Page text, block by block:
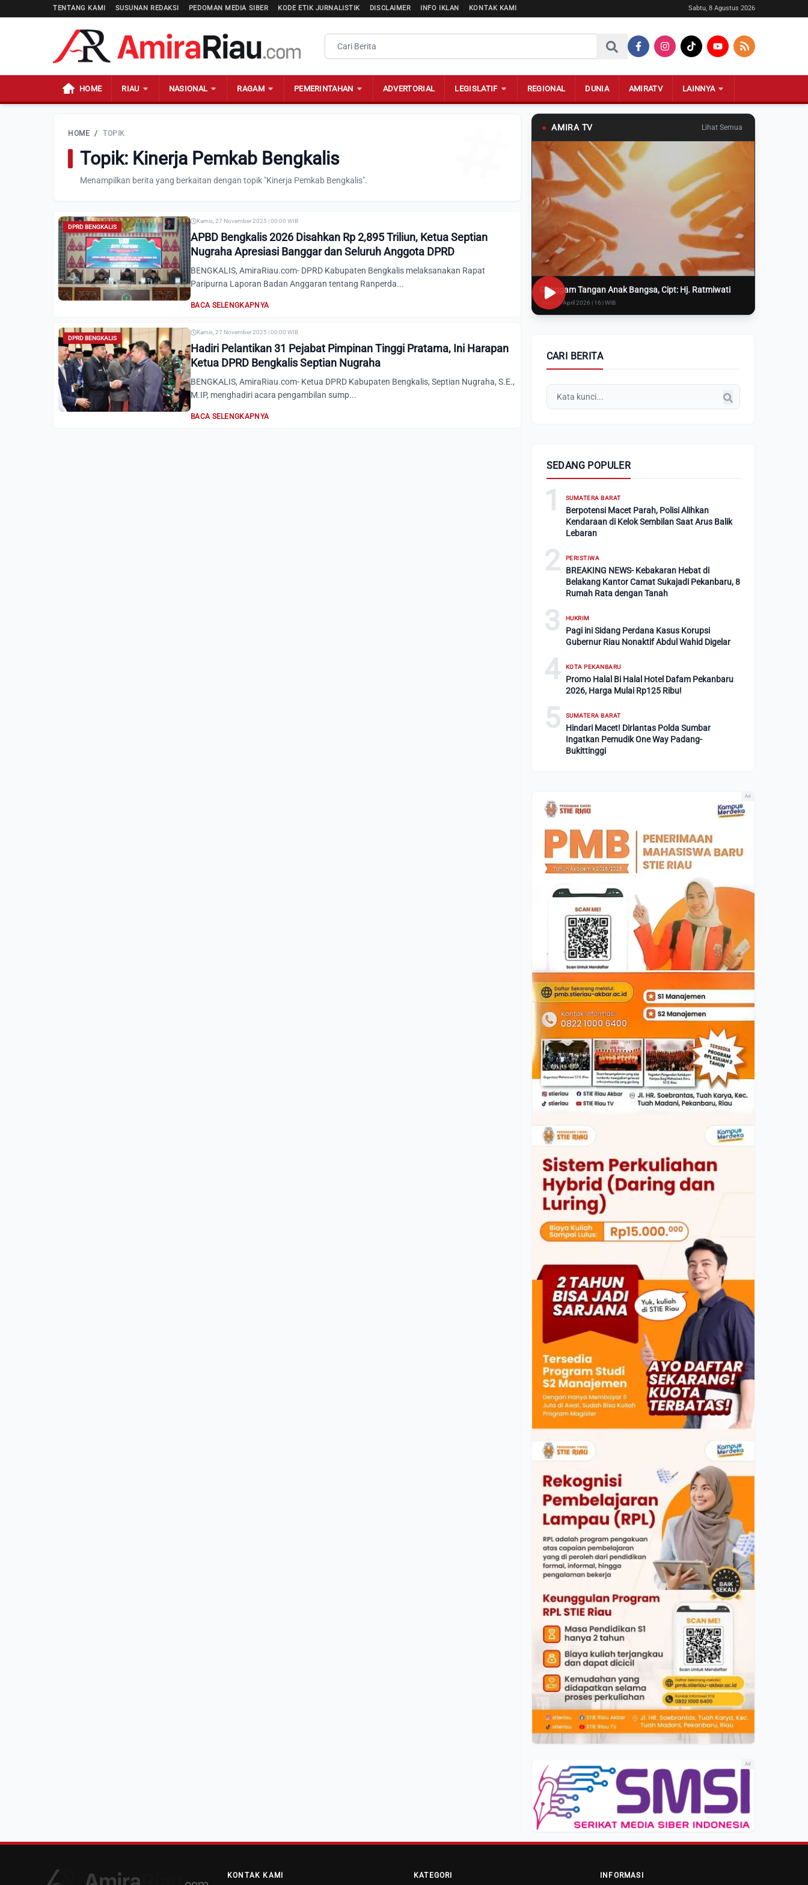
TENTANG KAMI SUSUNAN REDAKSI PEDOMAN MEDIA SIBER KODE ETIK JURNALISTIK DISCLAIMER INFO IKLAN KONTAK KAMI Sabtu, 8 Agustus 2026
HOME RIAU NASIONAL RAGAM PEMERINTAHAN ADVERTORIAL LEGISLATIF REGIONAL DUNIA AMIRATV LAINNYA
HOME / TOPIK
Topik: Kinerja Pemkab Bengkalis
Menampilkan berita yang berkaitan dengan topik "Kinerja Pemkab Bengkalis".
DPRD BENGKALIS
Kamis, 27 November 2025 | 00:00 WIB
APBD Bengkalis 2026 Disahkan Rp 2,895 Triliun, Ketua Septian
Nugraha Apresiasi Banggar dan Seluruh Anggota DPRD
BENGKALIS, AmiraRiau.com- DPRD Kabupaten Bengkalis melaksanakan Rapat
Paripurna Laporan Badan Anggaran tentang Ranperda...
BACA SELENGKAPNYA
DPRD BENGKALIS
Kamis, 27 November 2025 | 00:00 WIB
Hadiri Pelantikan 31 Pejabat Pimpinan Tinggi Pratama, Ini Harapan
Ketua DPRD Bengkalis Septian Nugraha
BENGKALIS, AmiraRiau.com- Ketua DPRD Kabupaten Bengkalis, Septian Nugraha, S.E.,
M.IP, menghadiri acara pengambilan sump...
BACA SELENGKAPNYA
● AMIRA TV Lihat Semua
Genggam Tangan Anak Bangsa, Cipt: Hj. Ratmiwati
Rabu, 8 April 2026 | 16:i WIB
CARI BERITA
SEDANG POPULER
1 SUMATERA BARAT
Berpotensi Macet Parah, Polisi Alihkan
Kendaraan di Kelok Sembilan Saat Arus Balik
Lebaran
2 PERISTIWA
BREAKING NEWS- Kebakaran Hebat di
Belakang Kantor Camat Sukajadi Pekanbaru, 8
Rumah Rata dengan Tanah
3 HUKRIM
Pagi ini Sidang Perdana Kasus Korupsi
Gubernur Riau Nonaktif Abdul Wahid Digelar
4 KOTA PEKANBARU
Promo Halal Bi Halal Hotel Dafam Pekanbaru
2026, Harga Mulai Rp125 Ribu!
5 SUMATERA BARAT
Hindari Macet! Dirlantas Polda Sumbar
Ingatkan Pemudik One Way Padang-
Bukittinggi
Ad
Ad
KONTAK KAMI KATEGORI INFORMASI